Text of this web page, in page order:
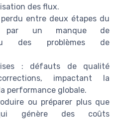
des flux.
entre deux étapes du
par un manque de
des problèmes de
: défauts de qualité
impactant la
performance globale.
ou préparer plus que
génère des coûts